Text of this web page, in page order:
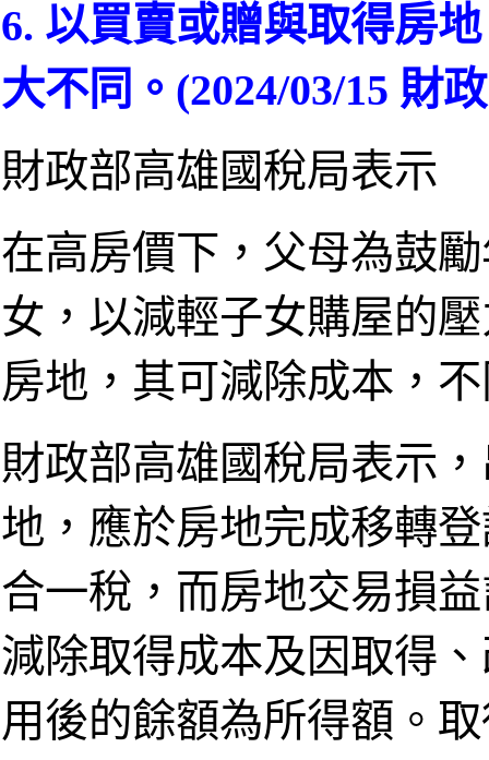
6. 以買賣或贈與取得房
大不同。(2024/03/15 財
財政部高雄國稅局表示
在高房價下，父母為鼓
女，以減輕子女購屋的
房地，其可減除成本，
財政部高雄國稅局表示
地，應於房地完成移轉
合一稅，而房地交易損
減除取得成本及因取得
用後的餘額為所得額。